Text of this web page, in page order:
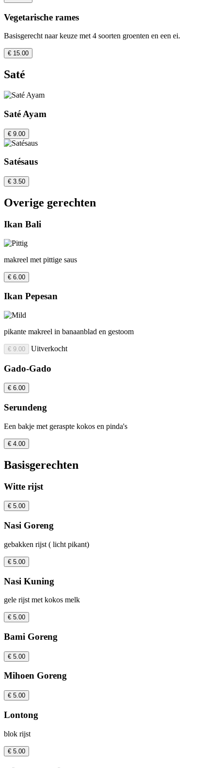
Vegetarische rames
Basisgerecht naar keuze met 4 soorten groenten en een ei.
€ 15.00
Saté
Saté Ayam
€ 9.00
Satésaus
€ 3.50
Overige gerechten
Ikan Bali
makreel met pittige saus
€ 6.00
Ikan Pepesan
pikante makreel in banaanblad en gestoom
€ 9.00 Uitverkocht
Gado-Gado
€ 6.00
Serundeng
Een bakje met geraspte kokos en pinda's
€ 4.00
Basisgerechten
Witte rijst
€ 5.00
Nasi Goreng
gebakken rijst ( licht pikant)
€ 5.00
Nasi Kuning
gele rijst met kokos melk
€ 5.00
Bami Goreng
€ 5.00
Mihoen Goreng
€ 5.00
Lontong
blok rijst
€ 5.00